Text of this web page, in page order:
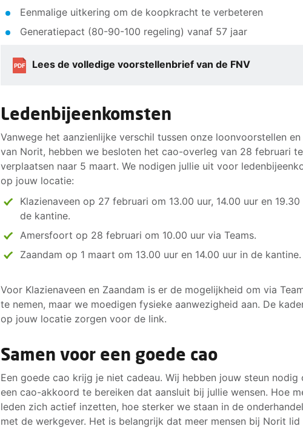
Eenmalige uitkering om de koopkracht te verbeteren
Generatiepact (80-90-100 regeling) vanaf 57 jaar
PDF Lees de volledige voorstellenbrief van de FNV
Ledenbijeenkomsten
Vanwege het aanzienlijke verschil tussen onze loonvoorstellen
van Norit, hebben we besloten het cao-overleg van 28 februari te
verplaatsen naar 5 maart. We nodigen jullie uit voor
op jouw locatie:
Klazienaveen op 27 februari om 13.00 uur, 14.00 uur en 19.30
de kantine.
Amersfoort op 28 februari om 10.00 uur via Teams.
Zaandam op 1 maart om 13.00 uur en 14.00 uur in de kantine.
Voor Klazienaveen en Zaandam is er de mogelijkheid om via
te nemen, maar we moedigen fysieke aanwezigheid aan. De
op jouw locatie zorgen voor de link.
Samen voor een goede cao
Een goede cao krijg je niet cadeau. Wij hebben jouw steun nodig
een cao-akkoord te bereiken dat aansluit bij jullie wensen. Hoe
leden zich actief inzetten, hoe sterker we staan in de
met de werkgever. Het is belangrijk dat meer mensen bij Norit lid